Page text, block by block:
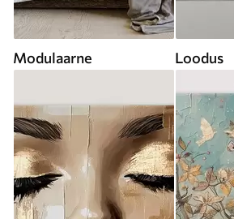
Modulaarne Loodus